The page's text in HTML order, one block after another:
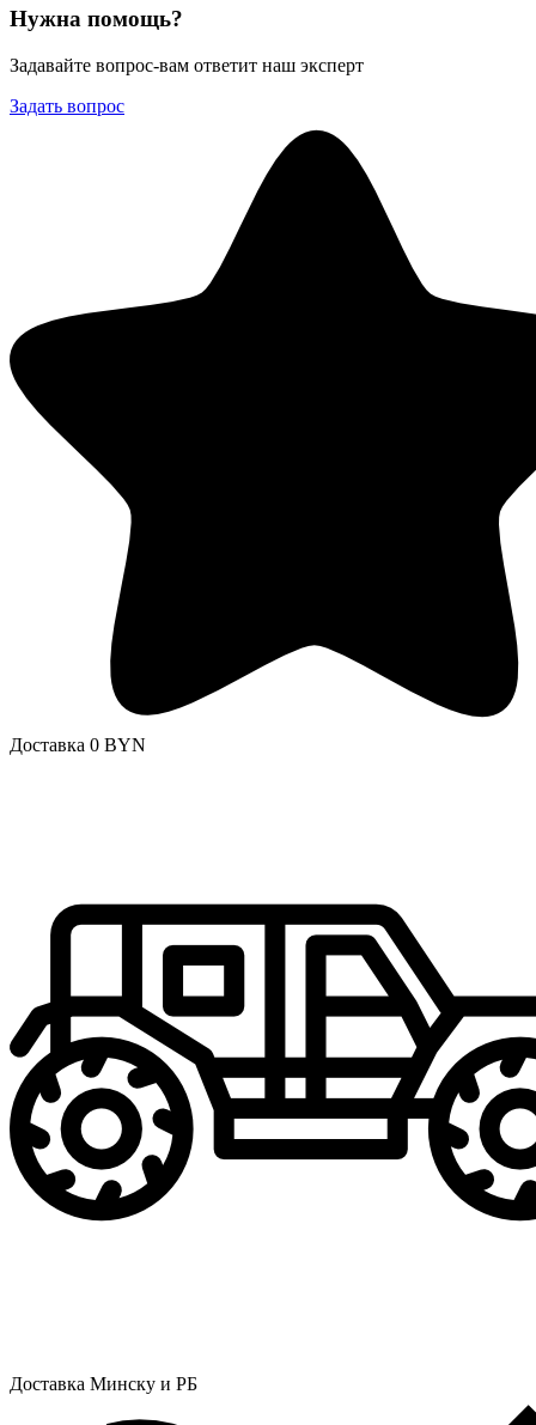
Нужна помощь?
Задавайте вопрос-вам ответит наш эксперт
Задать вопрос
Доставка 0 BYN
Доставка Минску и РБ